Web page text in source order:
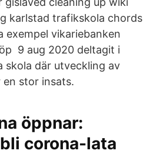
karlstad trafikskola chords
exempel vikariebanken
9 aug 2020 deltagit i
skola där utveckling av
en stor insats.
öppnar:
corona-lata